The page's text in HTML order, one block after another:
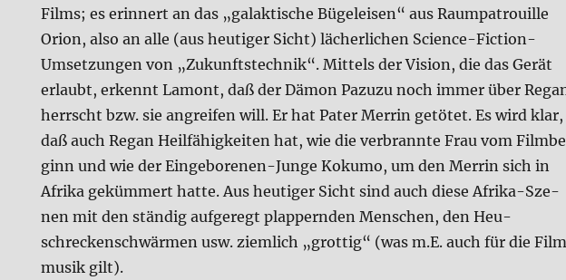
Films; es erin­nert an das „galak­ti­sche Bügel­eisen“ aus Raum­pa­trouil­le
Ori­on, also an alle (aus heu­ti­ger Sicht) lächer­li­chen Sci­ence-Fic­tion-
Umset­zun­gen von „Zukunfts­tech­nik“. Mit­tels der Visi­on, die das Gerät
erlaubt, erkennt Lamont, daß der Dämon Pazu­zu noch immer über
herrscht bzw. sie angrei­fen will. Er hat Pater Mer­rin getö­tet. Es wird klar,
daß auch Regan Heil­fä­hig­kei­ten hat, wie die ver­brann­te Frau vom
ginn und wie der Ein­ge­bo­re­nen-Jun­ge Koku­mo, um den Mer­rin sich in
Afri­ka geküm­mert hat­te. Aus heu­ti­ger Sicht sind auch die­se Afri­ka-Sze­
nen mit den stän­dig auf­ge­regt plap­pern­den Men­schen, den Heu­
schrecken­schwär­men usw. ziem­lich „grot­tig“ (was m.E. auch für die
mu­sik gilt).